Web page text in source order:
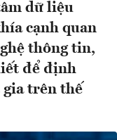
dữ liệu
cạnh quan
thông tin,
để định
gia trên thế